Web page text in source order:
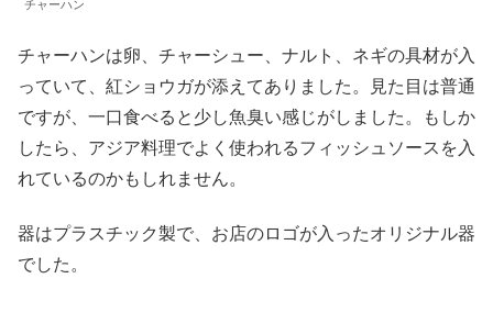
チャーハン
チャーハンは卵、チャーシュー、ナルト、ネギの具材が入
っていて、紅ショウガが添えてありました。見た目は普通
ですが、一口食べると少し魚臭い感じがしました。もしか
したら、アジア料理でよく使われるフィッシュソースを入
れているのかもしれません。
器はプラスチック製で、お店のロゴが入ったオリジナル器
でした。